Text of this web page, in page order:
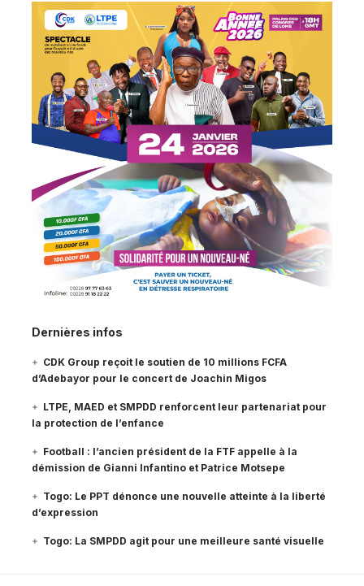
Dernières infos
CDK Group reçoit le soutien de 10 millions FCFA
d’Adebayor pour le concert de Joachin Migos
LTPE, MAED et SMPDD renforcent leur partenariat pour
la protection de l’enfance
Football : l’ancien président de la FTF appelle à la
démission de Gianni Infantino et Patrice Motsepe
Togo: Le PPT dénonce une nouvelle atteinte à la liberté
d’expression
Togo: La SMPDD agit pour une meilleure santé visuelle